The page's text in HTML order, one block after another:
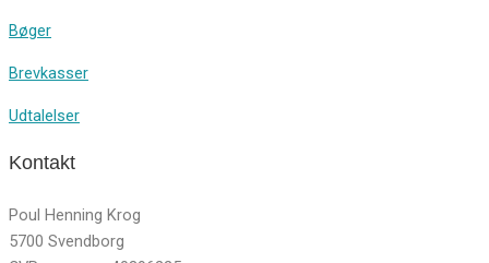
Bøger
Brevkasser
Udtalelser
Kontakt
Poul Henning Krog
5700 Svendborg